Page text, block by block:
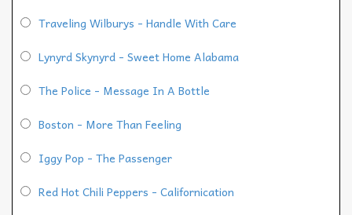
Traveling Wilburys - Handle With Care
Lynyrd Skynyrd - Sweet Home Alabama
The Police - Message In A Bottle
Boston - More Than Feeling
Iggy Pop - The Passenger
Red Hot Chili Peppers - Californication